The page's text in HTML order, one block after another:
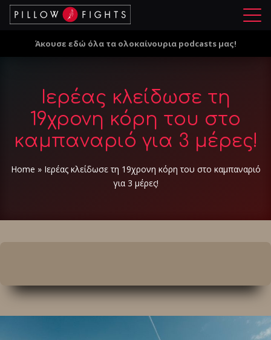
Μ
ο
Άκουσε εδώ όλα τα ολοκαίνουρια podcasts μας!
Ιερέας κλείδωσε τη
19χρονη κόρη του στο
καμπαναριό για 3 μέρες!
Home » Ιερέας κλείδωσε τη 19χρονη κόρη του στο καμπαναριό
για 3 μέρες!